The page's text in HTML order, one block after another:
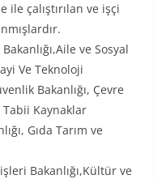
ile çalıştırılan ve işçi
ve Sosyal
Ve Teknoloji
Bakanlığı, Çevre
Tabii Kaynaklar
Gıda Tarım ve
Bakanlığı,Kültür ve